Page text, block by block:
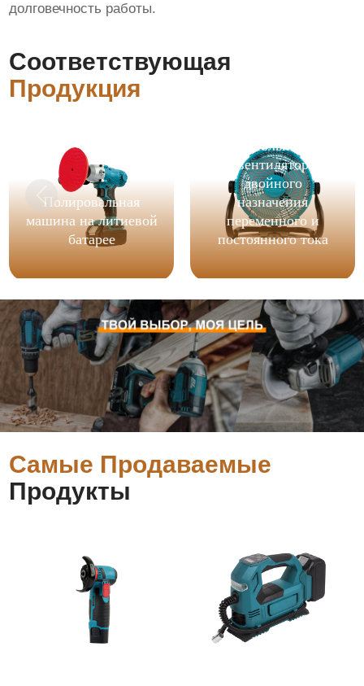
долговечность работы.
Соответствующая
Продукция
Полировальная
машина на литиевой
батарее
напольный
вентилятор
двойного
назначения
переменного и
постоянного тока
Самые Продаваемые
Продукты